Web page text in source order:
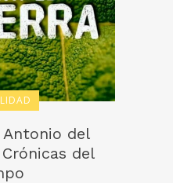
Antonio del
del